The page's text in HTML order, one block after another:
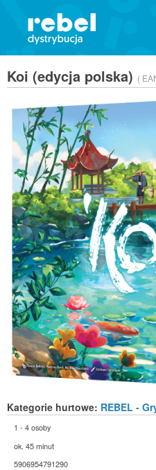
Koi (edycja polska) (
Kategorie hurtowe: REBEL -
1 - 4 osoby
ok. 45 minut
5906954791290